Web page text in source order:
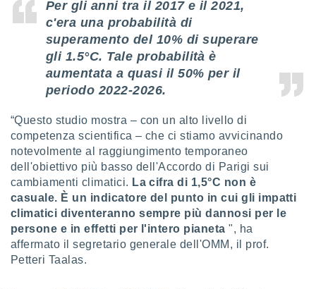
dati
sulla
Per
tuo
o
Per gli anni tra il 2017 e il 2021,
c'era una probabilità di
superamento del 10% di superare
gli 1.5°C. Tale probabilità è
aumentata a quasi il 50% per il
periodo 2022-2026.
“Questo studio mostra – con un alto livello di
competenza scientifica – che ci stiamo avvicinando
notevolmente al raggiungimento temporaneo
dell'obiettivo più basso dell'Accordo di Parigi sui
cambiamenti climatici. La cifra di 1,5°C non è
casuale. È un indicatore del punto in cui gli impatti
climatici diventeranno sempre più dannosi per le
persone e in effetti per l'intero pianeta", ha
affermato il segretario generale dell'OMM, il prof.
Petteri Taalas.